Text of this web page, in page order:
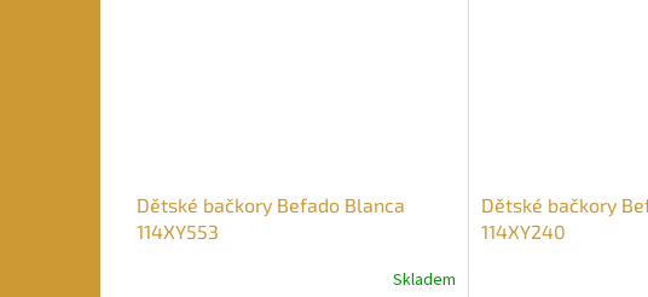
Dětské bačkory Befado Blanca
114XY553
Skladem
Dětské bačkory
114XY240